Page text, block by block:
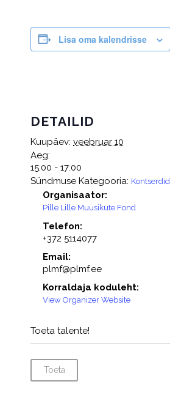
Lisa oma kalendrisse
DETAILID
Kuupäev: veebruar 10
Aeg:
15:00 - 17:00
Sündmuse Kategooria: Kontserdid
Organisaator:
Pille Lille Muusikute Fond
Telefon:
+372 5114077
Email:
plmf@plmf.ee
Korraldaja koduleht:
View Organizer Website
Toeta talente!
Toeta